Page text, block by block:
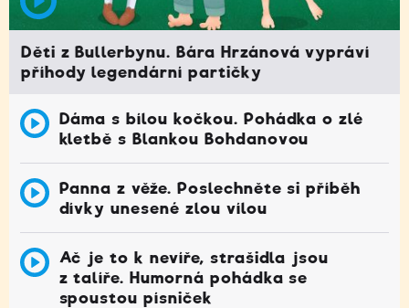
Děti z Bullerbynu. Bára Hrzánová vypráví
příhody legendární partičky
Dáma s bílou kočkou. Pohádka o zlé
kletbě s Blankou Bohdanovou
Panna z věže. Poslechněte si příběh
dívky unesené zlou vílou
Ač je to k nevíře, strašidla jsou
z talíře. Humorná pohádka se
spoustou písniček